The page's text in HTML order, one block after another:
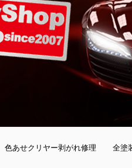
色あせクリヤー剥がれ修理 全塗